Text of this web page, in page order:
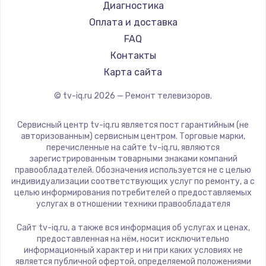
Замена видеокарты
1600 руб.
Заказать
Ремонт разъема питания
880 руб.
Заказать
Замена видеочипа
2745 руб.
Заказать
2600 руб.
Заказать
Hyundai
Doffler
Hiper
Grundig
HITACHI
Yandex
National
iFFALCON
Tuvio
Nord
BenQ
Диагностика
Оплата и доставка
FAQ
Контакты
Карта сайта
© tv-iq.ru 2026 — Ремонт телевизоров.
Сервисный центр tv-iq.ru является пост гарантийным (не
авторизованным) сервисным центром. Торговые марки,
перечисленные на сайте tv-iq.ru, являются
зарегистрированным товарными знаками компаний
правообладателей. Обозначения используется не с целью
индивидуализации соответствующих услуг по ремонту, а с
целью информирования потребителей о предоставляемых
услугах в отношении техники правообладателя
Сайт tv-iq.ru, а также вся информация об услугах и ценах,
предоставленная на нём, носит исключительно
информационный характер и ни при каких условиях не
является публичной офертой, определяемой положениями